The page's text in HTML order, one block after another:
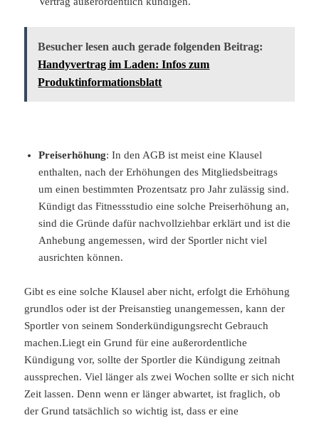
Besucher lesen auch gerade folgenden Beitrag:
Handyvertrag im Laden: Infos zum
Produktinformationsblatt
Preiserhöhung: In den AGB ist meist eine Klausel
enthalten, nach der Erhöhungen des Mitgliedsbeitrags
um einen bestimmten Prozentsatz pro Jahr zulässig sind.
Kündigt das Fitnessstudio eine solche Preiserhöhung an,
sind die Gründe dafür nachvollziehbar erklärt und ist die
Anhebung angemessen, wird der Sportler nicht viel
ausrichten können.
Gibt es eine solche Klausel aber nicht, erfolgt die Erhöhung
grundlos oder ist der Preisanstieg unangemessen, kann der
Sportler von seinem Sonderkündigungsrecht Gebrauch
machen.Liegt ein Grund für eine außerordentliche
Kündigung vor, sollte der Sportler die Kündigung zeitnah
aussprechen. Viel länger als zwei Wochen sollte er sich nicht
Zeit lassen. Denn wenn er länger abwartet, ist fraglich, ob
der Grund tatsächlich so wichtig ist, dass er eine